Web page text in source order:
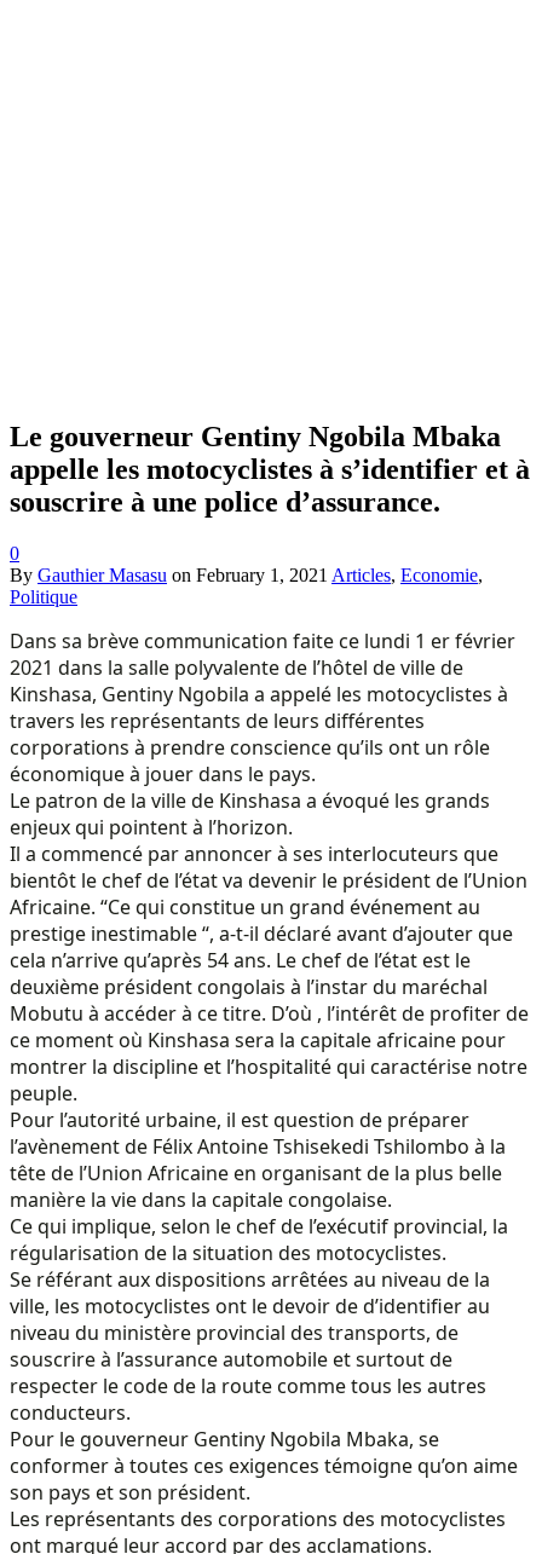
Le gouverneur Gentiny Ngobila Mbaka
appelle les motocyclistes à s’identifier et à
souscrire à une police d’assurance.
0
By Gauthier Masasu on February 1, 2021 Articles, Economie,
Politique
Dans sa brève communication faite ce lundi 1 er février
2021 dans la salle polyvalente de l’hôtel de ville de
Kinshasa, Gentiny Ngobila a appelé les motocyclistes à
travers les représentants de leurs différentes
corporations à prendre conscience qu’ils ont un rôle
économique à jouer dans le pays.
Le patron de la ville de Kinshasa a évoqué les grands
enjeux qui pointent à l’horizon.
Il a commencé par annoncer à ses interlocuteurs que
bientôt le chef de l’état va devenir le président de l’Union
Africaine. “Ce qui constitue un grand événement au
prestige inestimable “, a-t-il déclaré avant d’ajouter que
cela n’arrive qu’après 54 ans. Le chef de l’état est le
deuxième président congolais à l’instar du maréchal
Mobutu à accéder à ce titre. D’où , l’intérêt de profiter de
ce moment où Kinshasa sera la capitale africaine pour
montrer la discipline et l’hospitalité qui caractérise notre
peuple.
Pour l’autorité urbaine, il est question de préparer
l’avènement de Félix Antoine Tshisekedi Tshilombo à la
tête de l’Union Africaine en organisant de la plus belle
manière la vie dans la capitale congolaise.
Ce qui implique, selon le chef de l’exécutif provincial, la
régularisation de la situation des motocyclistes.
Se référant aux dispositions arrêtées au niveau de la
ville, les motocyclistes ont le devoir de d’identifier au
niveau du ministère provincial des transports, de
souscrire à l’assurance automobile et surtout de
respecter le code de la route comme tous les autres
conducteurs.
Pour le gouverneur Gentiny Ngobila Mbaka, se
conformer à toutes ces exigences témoigne qu’on aime
son pays et son président.
Les représentants des corporations des motocyclistes
ont marqué leur accord par des acclamations.